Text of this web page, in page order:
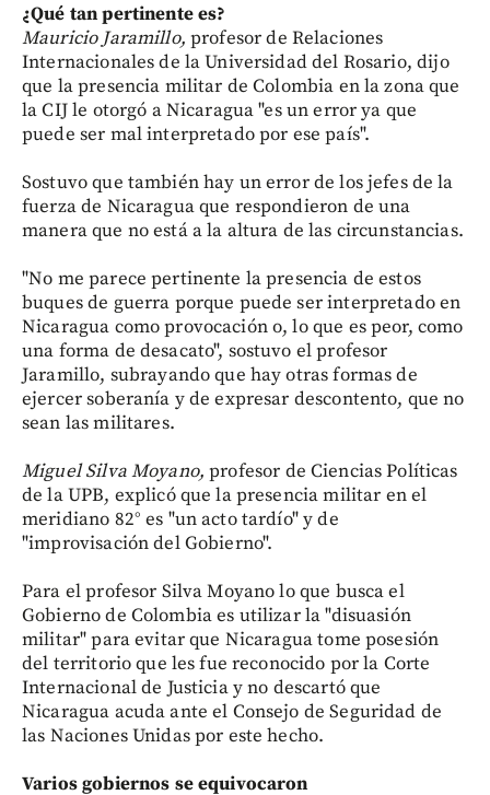
¿Qué tan pertinente es?
Mauricio Jaramillo, profesor de Relaciones
Internacionales de la Universidad del Rosario, dijo
que la presencia militar de Colombia en la zona que
la CIJ le otorgó a Nicaragua "es un error ya que
puede ser mal interpretado por ese país".
Sostuvo que también hay un error de los jefes de la
fuerza de Nicaragua que respondieron de una
manera que no está a la altura de las circunstancias.
"No me parece pertinente la presencia de estos
buques de guerra porque puede ser interpretado en
Nicaragua como provocación o, lo que es peor, como
una forma de desacato", sostuvo el profesor
Jaramillo, subrayando que hay otras formas de
ejercer soberanía y de expresar descontento, que no
sean las militares.
Miguel Silva Moyano, profesor de Ciencias Políticas
de la UPB, explicó que la presencia militar en el
meridiano 82° es "un acto tardío" y de
"improvisación del Gobierno".
Para el profesor Silva Moyano lo que busca el
Gobierno de Colombia es utilizar la "disuasión
militar" para evitar que Nicaragua tome posesión
del territorio que les fue reconocido por la Corte
Internacional de Justicia y no descartó que
Nicaragua acuda ante el Consejo de Seguridad de
las Naciones Unidas por este hecho.
Varios gobiernos se equivocaron